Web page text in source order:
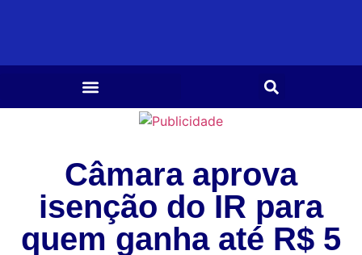
Câmara aprova
isenção do IR para
quem ganha até R$ 5